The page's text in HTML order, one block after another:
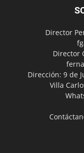
Director
Director
Dirección: 9 de
Villa